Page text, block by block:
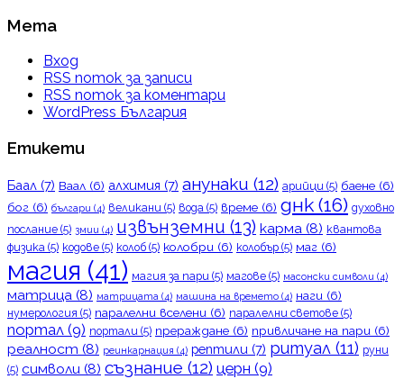
Мета
Вход
RSS поток за записи
RSS поток за коментари
WordPress България
Етикети
Баал (7) Ваал (6) алхимия (7) анунаки (12) арийци (5) баене (6)
бог (6) българи (4) великани (5) вода (5) време (6) днк (16) духовно
послание (5) змии (4) извънземни (13) карма (8) квантова
физика (5) кодове (5) колоб (5) колобри (6) колобър (5) маг (6)
магия (41) магия за пари (5) магове (5) масонски символи (4)
матрица (8) матрицата (4) машина на времето (4) наги (6)
нумерология (5) паралелни вселени (6) паралелни светове (5)
портал (9) портали (5) прераждане (6) привличане на пари (6)
реалност (8) реинкарнация (4) рептили (7) ритуал (11) руни
(5) символи (8) съзнание (12) церн (9)